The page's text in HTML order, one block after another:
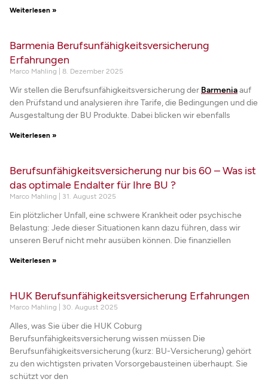
Weiterlesen »
Barmenia Berufsunfähigkeitsversicherung
Erfahrungen
Marco Mahling 8. Dezember 2025
Wir stellen die Berufsunfähigkeitsversicherung der Barmeniaauf
den Prüfstand und analysieren ihre Tarife, die Bedingungen und die
Ausgestaltung der BU Produkte. Dabei blicken wir ebenfalls
Weiterlesen »
Berufsunfähigkeitsversicherung nur bis 60 – Was ist
das optimale Endalter für Ihre BU ?
Marco Mahling 31. August 2025
Ein plötzlicher Unfall, eine schwere Krankheit oder psychische
Belastung: Jede dieser Situationen kann dazu führen, dass wir
unseren Beruf nicht mehr ausüben können. Die finanziellen
Weiterlesen »
HUK Berufsunfähigkeitsversicherung Erfahrungen
Marco Mahling 30. August 2025
Alles, was Sie über die HUK Coburg
Berufsunfähigkeitsversicherung wissen müssen Die
Berufsunfähigkeitsversicherung (kurz: BU-Versicherung) gehört
zu den wichtigsten privaten Vorsorgebausteinen überhaupt. Sie
schützt vor den